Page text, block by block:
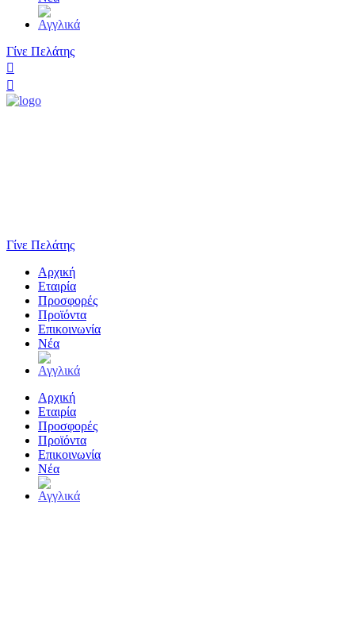
Γίνε Πελάτης
Γίνε Πελάτης
Αρχική
Εταιρία
Προσφορές
Προϊόντα
Επικοινωνία
Νέα
Αρχική
Εταιρία
Προσφορές
Προϊόντα
Επικοινωνία
Νέα